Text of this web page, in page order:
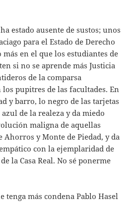
estado ausente de sustos; unos
para el Estado de Derecho
en el que los estudiantes de
si no se aprende más Justicia
de la comparsa
los pupitres de las facultades. En
y barro, lo negro de las tarjetas
de la realeza y da miedo
maligna de aquellas
Ahorros y Monte de Piedad, y da
con la ejemplaridad de
la Casa Real. No sé ponerme
tenga más condena Pablo Hasel